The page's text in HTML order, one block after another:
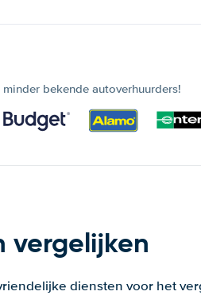
bekende autoverhuurders!
vergelijken
diensten voor het